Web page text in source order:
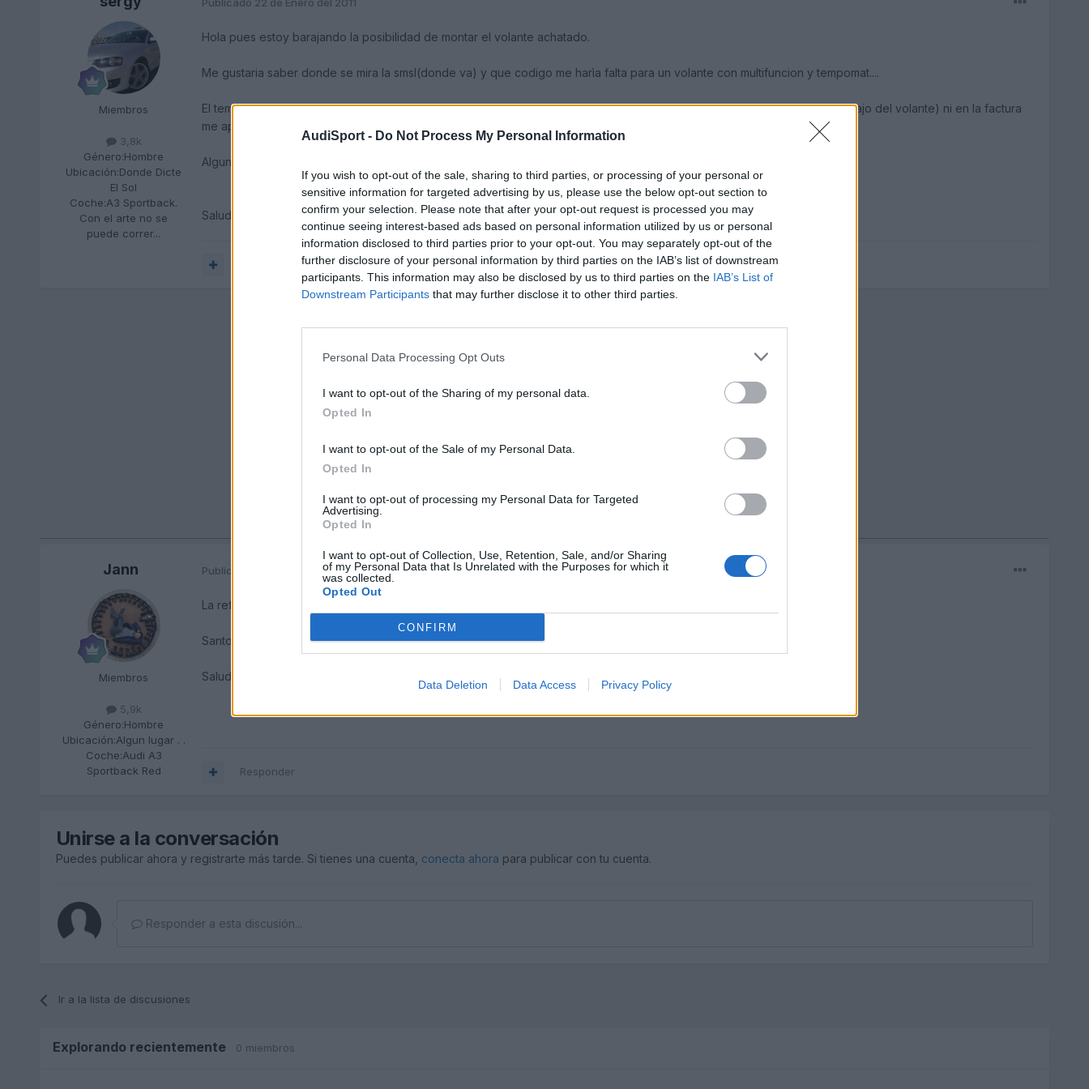
AudiSport - Do Not Process My Personal Information
If you wish to opt-out of the sale, sharing to third parties, or processing of your personal or
sensitive information for targeted advertising by us, please use the below opt-out section to
confirm your selection. Please note that after your opt-out request is processed you may
continue seeing interest-based ads based on personal information utilized by us or personal
information disclosed to third parties prior to your opt-out. You may separately opt-out of the
further disclosure of your personal information by third parties on the IAB’s list of downstream
participants. This information may also be disclosed by us to third parties on the IAB’s List of
Downstream Participants that may further disclose it to other third parties.
Personal Data Processing Opt Outs
I want to opt-out of the Sharing of my personal data.
Opted In
I want to opt-out of the Sale of my Personal Data.
Opted In
I want to opt-out of processing my Personal Data for Targeted
Advertising.
Opted In
I want to opt-out of Collection, Use, Retention, Sale, and/or Sharing
of my Personal Data that Is Unrelated with the Purposes for which it
was collected.
Opted Out
CONFIRM
Data Deletion Data Access Privacy Policy
Miembros
3,8k
Género:Hombre
Ubicación:Donde Dicte
El Sol
Coche:A3 Sportback.
Con el arte no se
puede correr...
Hola pues estoy barajando la posibilidad de montar el volante achatado.
Me gustaria saber donde se mira la smsl(donde va) y que codigo me harìa falta para un volante con multifuncion y tempomat....
El tempomat es algo que puse a posteriori,se que me cambiaron la smls pero no se ni donde va isntalada(e leido que debajo del volante) ni en la factura
me aparece....
Alguna foto??
Saludos y Gracias
Jann
Miembros
5,9k
Género:Hombre
Ubicación:Algun lugar . .
Coche:Audi A3
Sportback Red
Publicado 22 de Enero del 2011
La referencia de la smls para montar el volante achatado es : 8PO 953 549 F
Santos vende una: http://www.audisport-iberica.com/foro/inde...=243534&hl=
Saludos
Responder
Unirse a la conversación
Puedes publicar ahora y registrarte más tarde. Si tienes una cuenta, conecta ahora para publicar con tu cuenta.
Responder a esta discusión...
Ir a la lista de discusiones
Explorando recientemente 0 miembros